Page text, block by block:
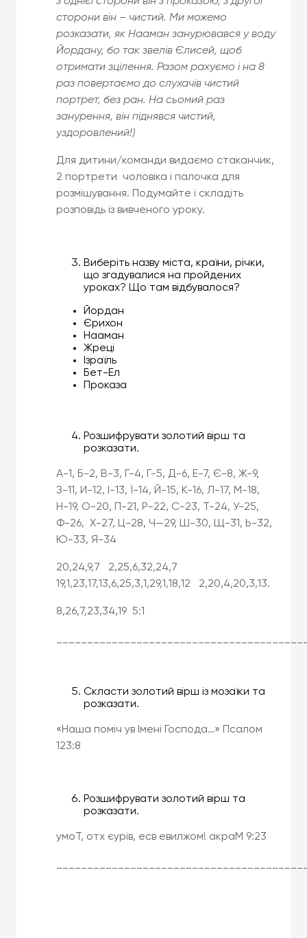
сторони він – чистий. Ми можемо
розказати, як Нааман занурювався у воду
Йордану, бо так звелів Єлисей, щоб
отримати зцілення. Разом рахуємо і на 8
раз повертаємо до слухачів чистий
портрет, без ран. На сьомий раз
занурення, він піднявся чистий,
уздоровлений!)
Для дитини/команди видаємо стаканчик,
2 портрети чоловіка і палочка для
розмішування. Подумайте і складіть
розповідь із вивченого уроку.
Виберіть назву міста, країни, річки,
що згадувалися на пройдених
уроках? Що там відбувалося?
Йордан
Єрихон
Нааман
Жреці
Ізраїль
Бет-Ел
Проказа
Розшифрувати золотий вірш та
розказати.
А-1, Б-2, В-3, Г-4, Г-5, Д-6, Е-7, Є-8, Ж-9,
З-11, И-12, І-13, Ї-14, Й-15, К-16, Л-17, М-18,
Н-19, О-20, П-21, Р-22, С-23, Т-24, У-25,
Ф-26, Х-27, Ц-28, Ч—29, Ш-30, Щ-31, Ь-32,
Ю-33, Я-34
20,24,9,7 2,25,6,32,24,7
19,1,23,17,13,6,25,3,1,29,1,18,12 2,20,4,20,3,13.
8,26,7,23,34,19 5:1
Скласти золотий вірш із мозаїки та
розказати.
«Наша поміч ув Імені Господа…» Псалом
123:8
Розшифрувати золотий вірш та
розказати.
умоТ, отх єурів, есв евилжом! акраМ 9:23